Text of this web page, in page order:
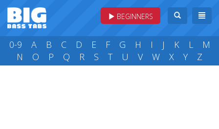
BEGINNERS
0-9 A B C D E F G H I J K L
M
N
O P Q R S T U V W X Y Z